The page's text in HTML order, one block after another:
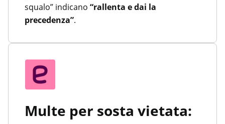
squalo” indicano “rallenta e dai la
precedenza”.
Multe per sosta vietata: